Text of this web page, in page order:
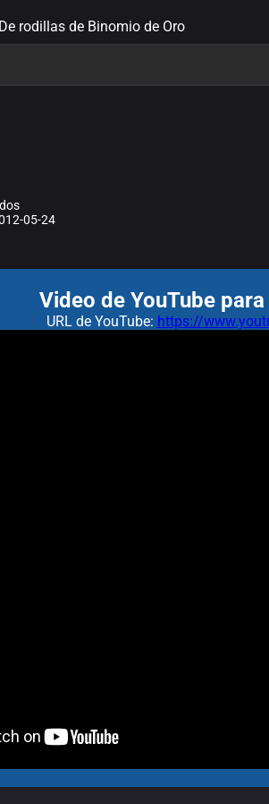
rodillas de Binomio de Oro
05-24
Video de YouTube
URL de YouTube: https://